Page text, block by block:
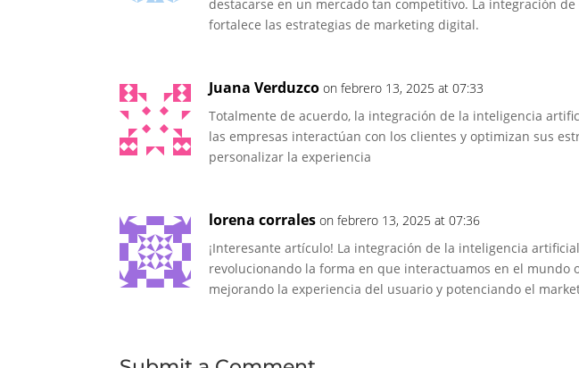
destacarse en un mercado tan competitivo. La integración
fortalece las estrategias de marketing digital.
Juana Verduzco on febrero 13, 2025 at 07:33
Totalmente de acuerdo, la integración de la inteligencia
las empresas interactúan con los clientes y optimizan sus
personalizar la experiencia
lorena corrales on febrero 13, 2025 at 07:36
¡Interesante artículo! La integración de la inteligencia
revolucionando la forma en que interactuamos en el mundo
mejorando la experiencia del usuario y potenciando el